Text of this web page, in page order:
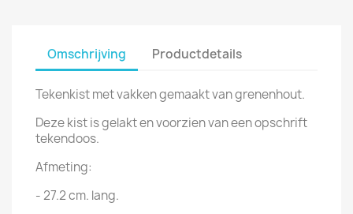
Omschrijving Productdetails
Tekenkist met vakken gemaakt van grenenhout.
Deze kist is gelakt en voorzien van een opschrift
tekendoos.
Afmeting:
- 27.2 cm. lang.